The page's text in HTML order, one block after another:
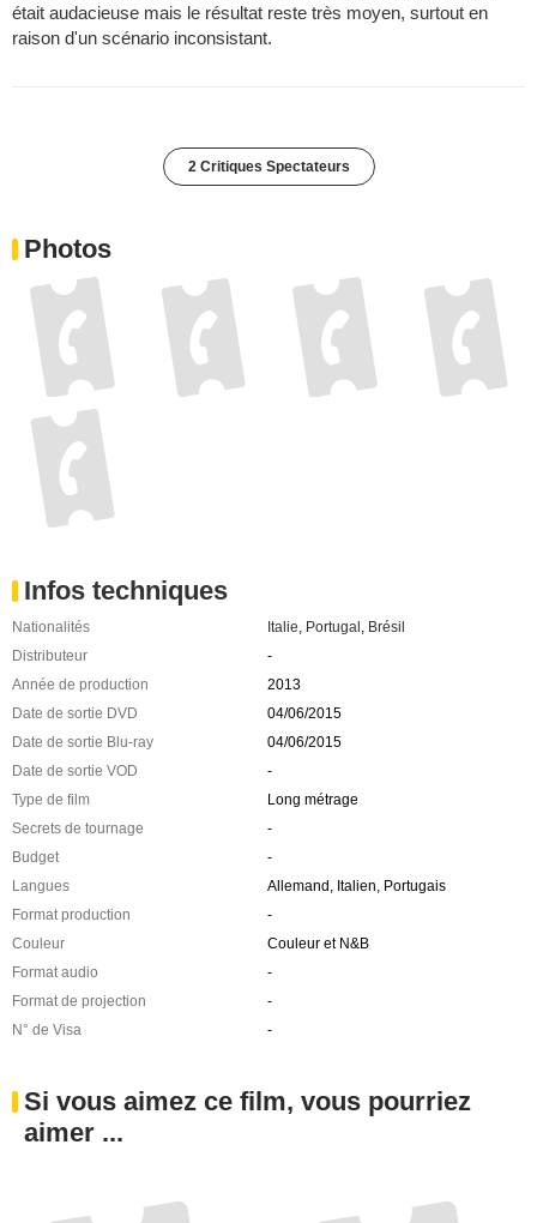
était audacieuse mais le résultat reste très moyen, surtout en
raison d'un scénario inconsistant.
2 Critiques Spectateurs
Photos
Infos techniques
Nationalités Italie, Portugal , Brésil
Distributeur
-
Année de production
2013
Date de sortie DVD
04/06/2015
Date de sortie Blu-ray
04/06/2015
Date de sortie VOD
-
Type de film
Long métrage
Secrets de tournage
-
Budget
-
Langues
Allemand, Italien, Portugais
Format production
-
Couleur
Couleur et N&B
Format audio
-
Format de projection
-
N° de Visa
-
Si vous aimez ce film, vous pourriez
aimer ...